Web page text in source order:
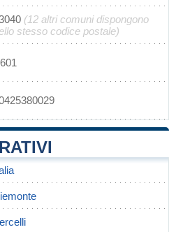
(12 altri comuni dispongono
stesso codice postale)